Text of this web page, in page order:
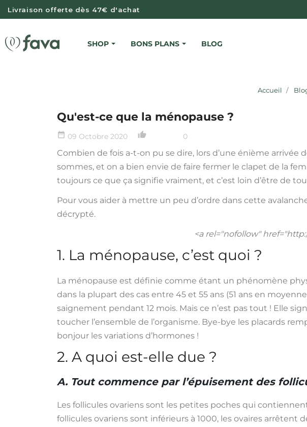
Livraison offerte dès 47€ d'achat
SHOP
SERVIETTES HYGIÉNIQUES EN
BONS PLANS BLOG
Accueil
Qu'est-ce que la ménopause ?
date_range 09 Octobre 2020 thumb_up_alt 0
Combien de fois a-t-on pu se dire, lors d’une énième arrivée
sommes, et on a bien envie de faire fermer le clapet de la
toujours ce que ça signifie vraiment, et c’est loin d’être de
Pour vous aider à mettre un peu d’ordre dans cette
décrypté.
<a rel="nofollow"
1. La ménopause, c’est quoi ?
La ménopause est définie comme étant un phénomène
dans la plupart des cas entre 45 et 55 ans (51 ans en
saignement pendant 12 mois. Mais ce n’est pas tout ! Elle
toucher l’ensemble de l’organisme. Bye-bye les placards
bonjour les variations d’hormones !
2. A quoi est-elle due ?
A. Tout commence par l’épuisement des
Les follicules ovariens sont les petites poches qui
follicules ovariens sont inférieurs à 1000, les ovaires arrêtent